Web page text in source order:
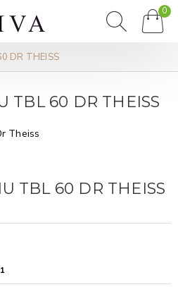
0
DR THEISS
TBL 60 DR THEISS
TBL 60 DR THEISS